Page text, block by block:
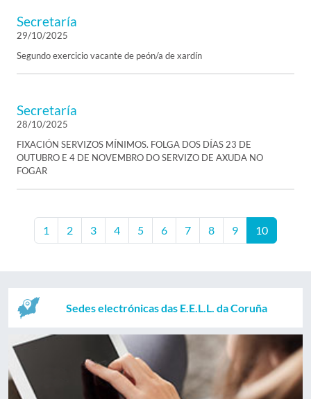
Secretaría
29/10/2025
Segundo exercicio vacante de peón/a de xardín
Secretaría
28/10/2025
FIXACIÓN SERVIZOS MÍNIMOS. FOLGA DOS DÍAS 23 DE
OUTUBRO E 4 DE NOVEMBRO DO SERVIZO DE AXUDA NO
FOGAR
1 2 3 4 5 6 7 8 9 10
Sedes electrónicas das E.E.L.L. da Coruña